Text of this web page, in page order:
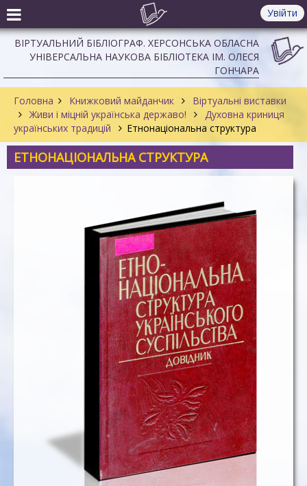
Увійти
ВІРТУАЛЬНИЙ БІБЛІОГРАФ. ХЕРСОНСЬКА ОБЛАСНА
УНІВЕРСАЛЬНА НАУКОВА БІБЛІОТЕКА ІМ. ОЛЕСЯ
ГОНЧАРА
Головна Книжковий майданчик
Віртуальні виставки
Живи і міцній українська державо!
Духовна криниця
українських традицій
Етнонаціональна структура
ЕТНОНАЦІОНАЛЬНА СТРУКТУРА